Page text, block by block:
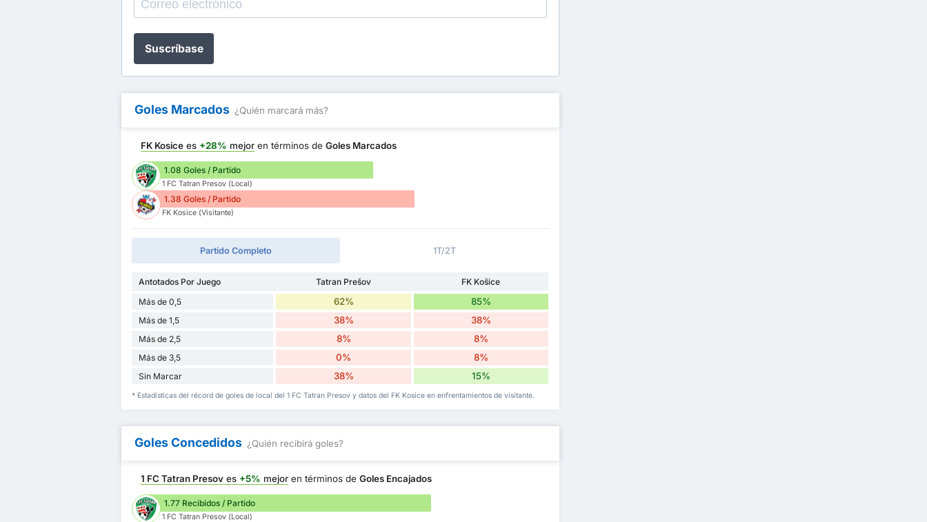
Suscríbase
Goles Marcados ¿Quién marcará más?
FK Kosice es +28% mejor en términos deGoles Marcados
1.08 Goles / Partido
1 FC Tatran Presov (Local)
1.38 Goles / Partido
FK Kosice (Visitante)
Partido Completo 1T/2T
Antotados Por Juego Tatran Prešov
FK Košice
Más de 0,5
62% 85%
Más de 1,5 38% 38%
Más de 2,5 8% 8%
Más de 3,5 0% 8%
Sin Marcar 38% 15%
* Estadísticas del récord de goles de local del 1 FC Tatran Presov y datos del FK Kosice en enfrentamientos de visitante.
Goles Concedidos ¿Quién recibirá goles?
1 FC Tatran Presov es +5% mejor en términos deGoles Encajados
1.77 Recibidos / Partido
1 FC Tatran Presov (Local)